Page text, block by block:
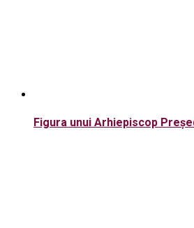
Figura unui Arhiepiscop